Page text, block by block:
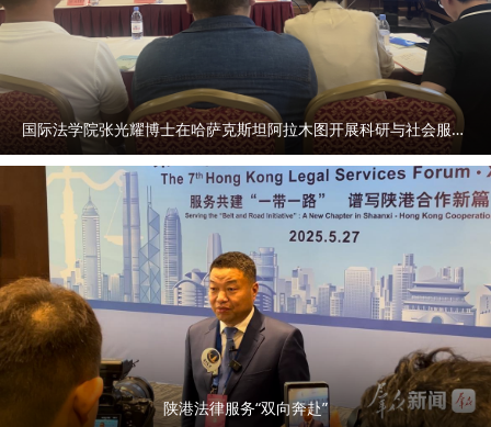
国际法学院张光耀博士在哈萨克斯坦阿拉木图开展科研与社会服务活动
陕港法律服务“双向奔赴”